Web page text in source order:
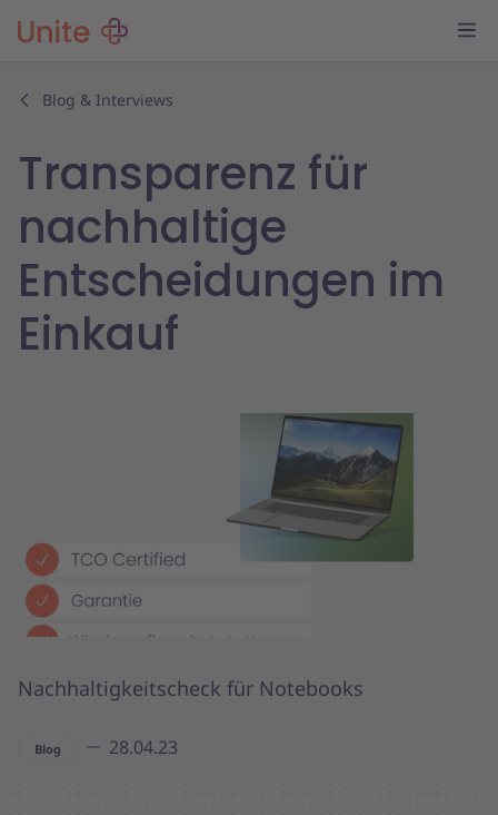
Blog & Interviews
Transparenz für
nachhaltige
Entscheidungen im
Einkauf
Nachhaltigkeitscheck für Notebooks
Blog 28.04.23